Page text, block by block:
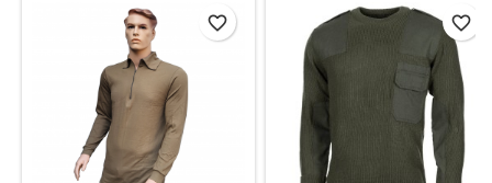
favorite_border favorite_border